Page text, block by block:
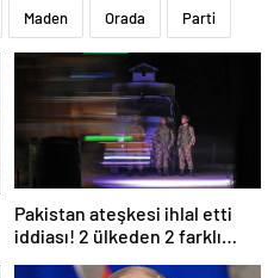
Maden Orada Parti
Pakistan ateşkesi ihlal etti
iddiası! 2 ülkeden 2 farklı